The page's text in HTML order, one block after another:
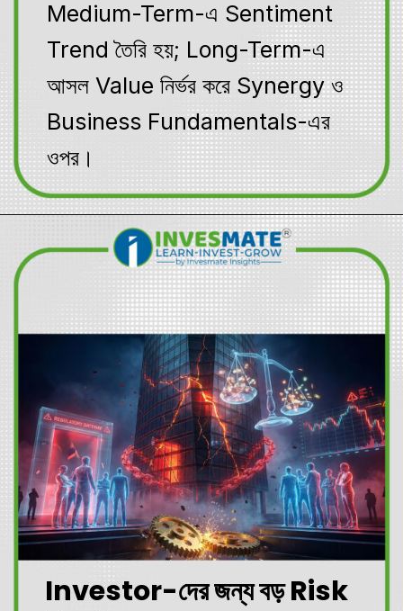
Medium-Term-এ Sentiment
Trend তৈরি হয়; Long-Term-এ
আসল Value নির্ভর করে Synergy ও
Business Fundamentals-এর
ওপর।
Investor-দের জন্য বড় Risk